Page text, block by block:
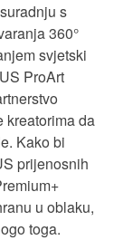
s
360°
svjetski
ProArt
kreatorima da
Kako bi
prijenosnih
u oblaku,
toga.